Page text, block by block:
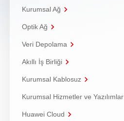
Kurumsal Ağ
Optik Ağ
Veri Depolama
Akıllı İş Birliği
Kurumsal Kablosuz
Kurumsal Hizmetler ve Yazılımlar
Huawei Cloud